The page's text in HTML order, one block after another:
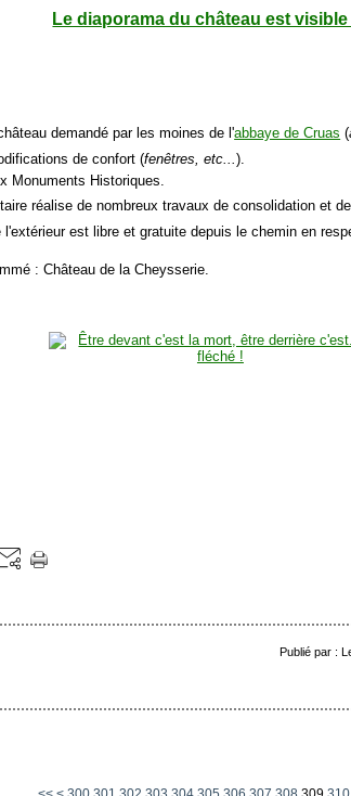
Le diaporama du château est
demandé par les moines de l'abbaye de Cruas (
de confort (fenêtres, etc...).
Monuments Historiques.
réalise de nombreux travaux de consolidation et
est libre et gratuite depuis le chemin en
: Château de la Cheysserie.
Publié par :